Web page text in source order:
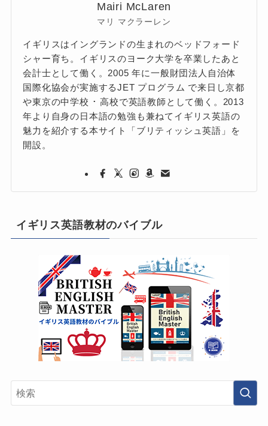
Mairi McLaren
マリ マクラーレン
イギリスはイングランドの生まれのベッドフォード
シャー育ち。イギリスのヨーク大学を卒業したあと
会計士として働く。2005 年に一般財団法人自治体
国際化協会が実施するJET プログラム で来日し京都
や東京の中学校 ･ 高校で英語教師として働く。2013
年より自身の日本語の勉強も兼ねてイギリス英語の
魅力を紹介する本サイト「ブリティッシュ英語」を
開設。
イギリス英語教材のバイブル